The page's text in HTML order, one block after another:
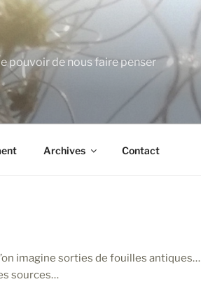
pouvoir de nous faire penser
Archives Contact
imagine sorties de fouilles antiques…
sources…